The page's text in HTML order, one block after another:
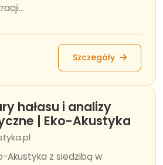
Szczegóły
hałasu i analizy
| Eko-Akustyka
Akustyka z siedzibą w